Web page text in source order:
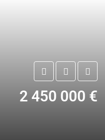
2 450 000 €